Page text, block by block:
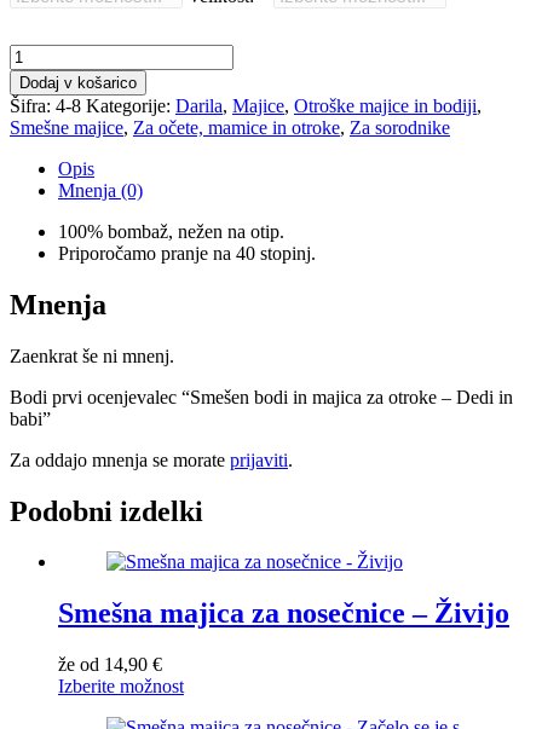
Smešen
bodi
in
majica
za
otroke
babi
Dodaj v košarico
Šifra: 4-8 Kategorije: Darila, Majice, Otroške majice in bodiji,
Smešne majice, Za očete, mamice in otroke, Za sorodnike
Opis
Mnenja (0)
100% bombaž, nežen na otip.
Priporočamo pranje na 40 stopinj.
Mnenja
Zaenkrat še ni mnenj.
Bodi prvi ocenjevalec “Smešen bodi in majica za otroke – Dedi in
babi”
Za oddajo mnenja se morate prijaviti.
Podobni izdelki
Smešna majica za nosečnice – Živijo
že od 14,90 €
Izberite možnost